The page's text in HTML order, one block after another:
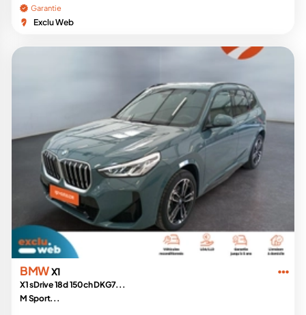
Garantie
Exclu Web
BMWX1
X1 sDrive 18d 150ch DKG7...
M Sport...